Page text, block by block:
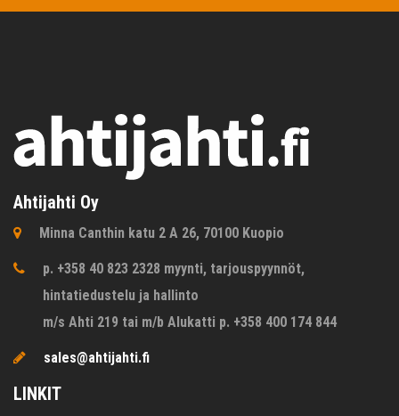
Ahtijahti Oy
Minna Canthin katu 2 A 26, 70100 Kuopio
p. +358 40 823 2328 myynti, tarjouspyynnöt,
hintatiedustelu ja hallinto
m/s Ahti 219 tai m/b Alukatti p. +358 400 174 844
sales@ahtijahti.fi
LINKIT